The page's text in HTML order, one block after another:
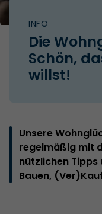
INFO
Die
Schön,
willst!
Unsere
regelmäßig mit
nützlichen Tipps
Bauen,